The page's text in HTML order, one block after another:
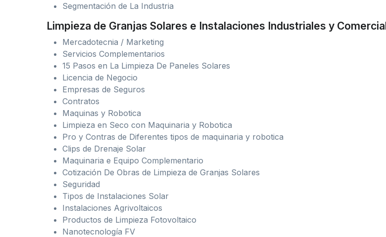
Segmentación de La Industria
Limpieza de Granjas Solares e Instalaciones Industriales y
Mercadotecnia / Marketing
Servicios Complementarios
15 Pasos en La Limpieza De Paneles Solares
Licencia de Negocio
Empresas de Seguros
Contratos
Maquinas y Robotica
Limpieza en Seco con Maquinaria y Robotica
Pro y Contras de Diferentes tipos de maquinaria y robotica
Clips de Drenaje Solar
Maquinaria e Equipo Complementario
Cotización De Obras de Limpieza de Granjas Solares
Seguridad
Tipos de Instalaciones Solar
Instalaciones Agrivoltaicos
Productos de Limpieza Fotovoltaico
Nanotecnología FV